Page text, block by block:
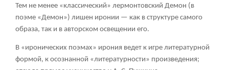
Тем не менее «классический» лермонтовский Демон (в
поэме «Демон») лишен иронии — как в структуре самого
образа, так и в авторском освещении его.
В «иронических поэмах» ирония ведет к игре литературной
формой, к осознанной «литературности» произведения;